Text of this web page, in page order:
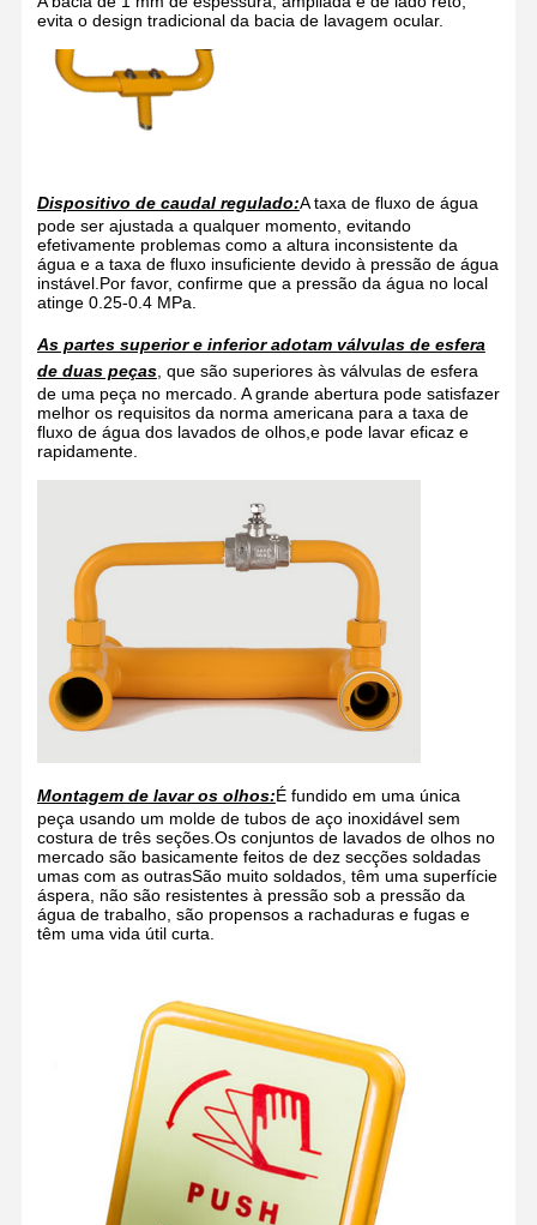
Estação de lavagem de olhos fechada
Lava-olhos de aquecimento elétrico
Lava-olhos de emergência portátil
Lava-olhos personalizado
Peças de substituição para lavados de olhos
evita o design tradicional da bacia de lavagem ocular.
Dispositivo de caudal regulado:A taxa de fluxo de água
pode ser ajustada a qualquer momento, evitando
efetivamente problemas como a altura inconsistente da
água e a taxa de fluxo insuficiente devido à pressão de água
instável.Por favor, confirme que a pressão da água no local
atinge 0.25-0.4 MPa.
As partes superior e inferior adotam válvulas de esfera
de duas peças, que são superiores às válvulas de esfera
de uma peça no mercado. A grande abertura pode satisfazer
melhor os requisitos da norma americana para a taxa de
fluxo de água dos lavados de olhos,e pode lavar eficaz e
rapidamente.
Montagem de lavar os olhos:É fundido em uma única
peça usando um molde de tubos de aço inoxidável sem
costura de três seções.Os conjuntos de lavados de olhos no
mercado são basicamente feitos de dez secções soldadas
umas com as outrasSão muito soldados, têm uma superfície
áspera, não são resistentes à pressão sob a pressão da
água de trabalho, são propensos a rachaduras e fugas e
têm uma vida útil curta.